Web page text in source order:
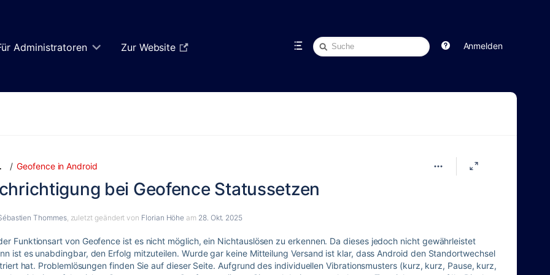
Administratoren Zur Website Anmelden
Schnellsuche
Geofence in Android
des
Banners
des
Banners
bei Geofence Statussetzen
Thommes, zuletzt geändert von Florian Höhe am 28. Okt. 2025
Funktionsart von Geofence ist es nicht möglich, ein Nichtauslösen zu erkennen. Da dieses jedoch nicht gewährleistet
ist es unabdingbar, den Erfolg mitzuteilen. Wurde gar keine Mitteilung Versand ist klar, dass Android den Standortwechsel
hat. Problemlösungen finden Sie auf dieser Seite. Aufgrund des individuellen Vibrationsmusters (kurz, kurz, Pause, kurz,